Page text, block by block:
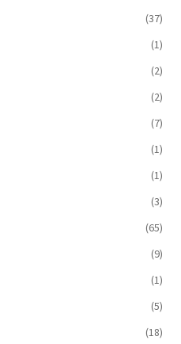
(37)
(1)
(2)
(2)
(7)
(1)
(1)
(3)
(65)
(9)
(1)
(5)
(18)